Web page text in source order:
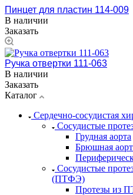
Пинцет для пластин 114-009
В наличии
Заказать
Ручка отвертки 111-063
В наличии
Заказать
Каталог
Сердечно-сосудистая
Сосудистые
Грудная аорта
Брюшная
Сосудистые
(ПТФЭ)
Протезы из